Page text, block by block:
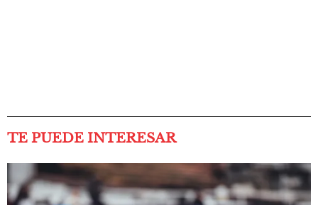
TE PUEDE INTERESAR